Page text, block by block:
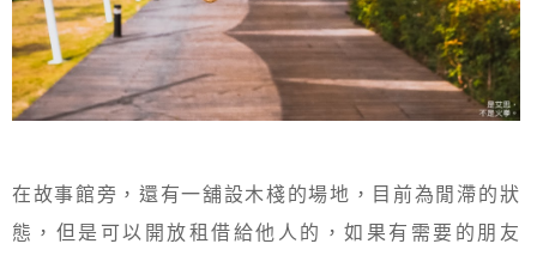
在故事館旁，還有一舖設木棧的場地，目前為閒滯的狀
態，但是可以開放租借給他人的，如果有需要的朋友